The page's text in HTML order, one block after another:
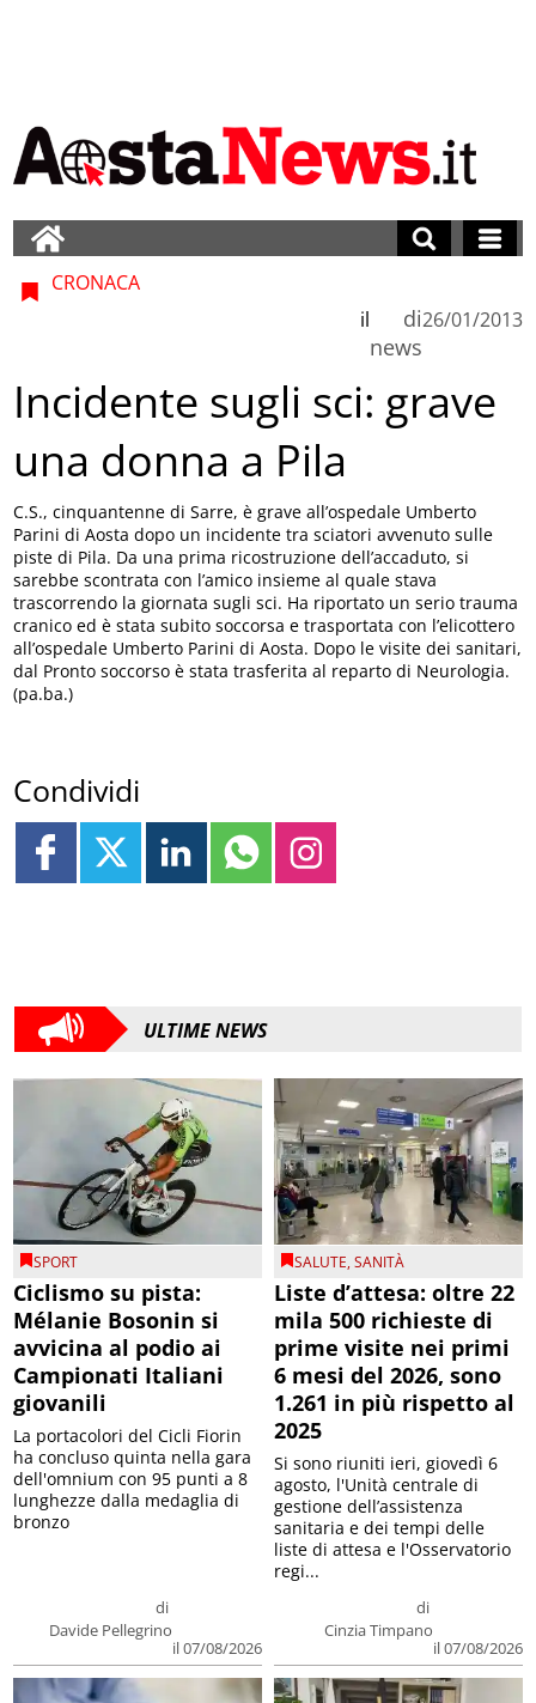
CRONACA
di
news
il 26/01/2013
Incidente sugli sci: grave
una donna a Pila
C.S., cinquantenne di Sarre, è grave all’ospedale Umberto
Parini di Aosta dopo un incidente tra sciatori avvenuto sulle
piste di Pila. Da una prima ricostruzione dell’accaduto, si
sarebbe scontrata con l’amico insieme al quale stava
trascorrendo la giornata sugli sci. Ha riportato un serio trauma
cranico ed è stata subito soccorsa e trasportata con l’elicottero
all’ospedale Umberto Parini di Aosta. Dopo le visite dei sanitari,
dal Pronto soccorso è stata trasferita al reparto di Neurologia.
(pa.ba.)
Condividi
ULTIME NEWS
SPORT
Ciclismo su pista:
Mélanie Bosonin si
avvicina al podio ai
Campionati Italiani
giovanili
di
Davide Pellegrino
il 07/08/2026
La portacolori del Cicli Fiorin
ha concluso quinta nella gara
dell'omnium con 95 punti a 8
lunghezze dalla medaglia di
bronzo
SALUTE,SANITÀ
Liste d’attesa: oltre 22
mila 500 richieste di
prime visite nei primi
6 mesi del 2026, sono
1.261 in più rispetto al
2025
di
Cinzia Timpano
il 07/08/2026
Si sono riuniti ieri, giovedì 6
agosto, l'Unità centrale di
gestione dell’assistenza
sanitaria e dei tempi delle
liste di attesa e l'Osservatorio
regi...